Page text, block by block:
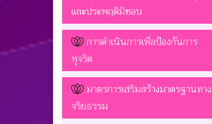
และประพฤติมิชอบ
การดำเนินการเพื่อป้องกันการ
ทุจริต
มาตรการเสริมสร้างมาตรฐานทาง
จริยธรรม